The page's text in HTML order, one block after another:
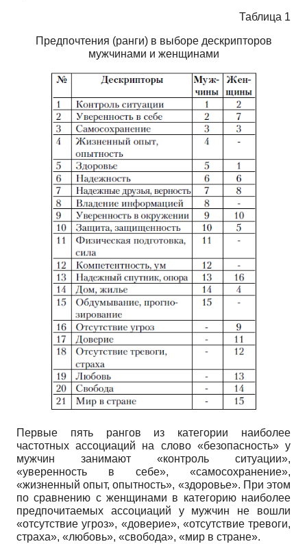
Таблица 1
Предпочтения (ранги) в выборе дескрипторов
мужчинами и женщинами
Первые пять рангов из категории наиболее
частотных ассоциаций на слово «безопасность» у
мужчин занимают «контроль ситуации»,
«уверенность в себе», «самосохранение»,
«жизненный опыт, опытность», «здоровье». При этом
по сравнению с женщинами в категорию наиболее
предпочитаемых ассоциаций у мужчин не вошли
«отсутствие угроз», «доверие», «отсутствие тревоги,
страха», «любовь», «свобода», «мир в стране».